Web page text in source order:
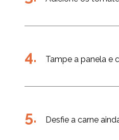
Tampe a panela e
Desfie a carne